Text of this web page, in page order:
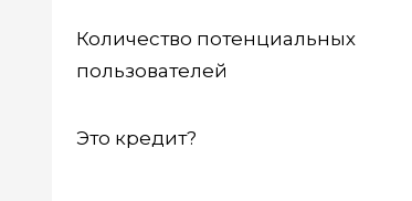
Количество потенциальных
пользователей
Это кредит?